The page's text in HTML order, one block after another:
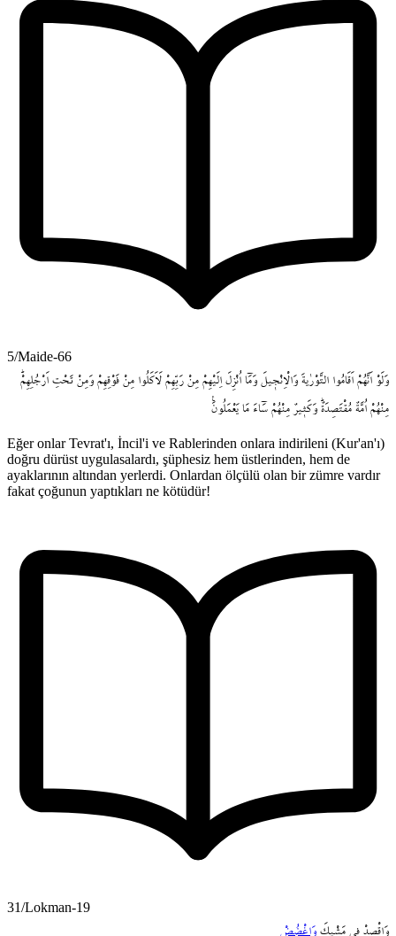
5/Maide-66
وَلَوْ اَنَّهُمْ اَقَامُوا التَّوْرٰيةَ وَالْاِنْج۪يلَ وَمَٓا اُنْزِلَ اِلَيْهِمْ مِنْ رَبِّهِمْ لَاَكَلُوا مِنْ فَوْقِهِمْ وَمِنْ تَحْتِ اَرْجُلِهِمْۜ
مِنْهُمْ اُمَّةٌ مُقْتَصِدَةٌۜ وَكَث۪يرٌ مِنْهُمْ سَٓاءَ مَا يَعْمَلُونَ۟
Eğer onlar Tevrat'ı, İncil'i ve Rablerinden onlara indirileni (Kur'an'ı)
doğru dürüst uygulasalardı, şüphesiz hem üstlerinden, hem de
ayaklarının altından yerlerdi. Onlardan ölçülü olan bir zümre vardır
fakat çoğunun yaptıkları ne kötüdür!
31/Lokman-19
وَاقْصِدْ ف۪ي مَشْيِكَ وَاغْضُضْ